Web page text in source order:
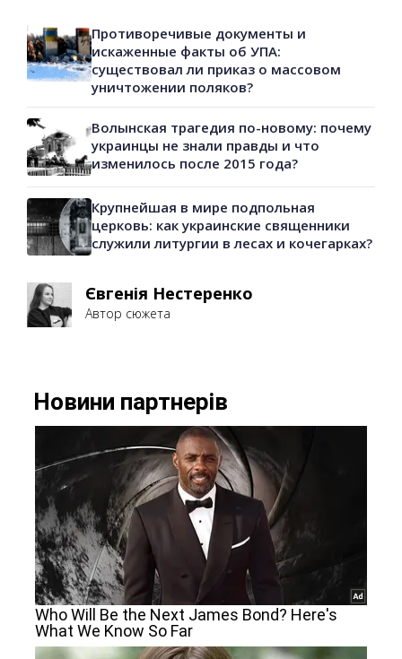
Противоречивые документы и
искаженные факты об УПА:
существовал ли приказ о массовом
уничтожении поляков?
Волынская трагедия по-новому: почему
украинцы не знали правды и что
изменилось после 2015 года?
Крупнейшая в мире подпольная
церковь: как украинские священники
служили литургии в лесах и кочегарках?
Євгенія Нестеренко
Автор сюжета